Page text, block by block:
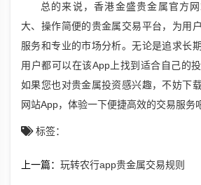
总的来说，香港金盛贵金属官方
大、操作简便的贵金属交易平台，为用
服务和专业的市场分析。无论是追求长
用户都可以在该App上找到适合自己的
如果您也对贵金属投资感兴趣，不妨下
网站App，体验一下便捷高效的交易服务
标签：
上一篇： 玩转农行app贵金属交易规则